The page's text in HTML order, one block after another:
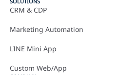
SOLUTIONS
CRM & CDP
Marketing Automation
LINE Mini App
Custom Web/App